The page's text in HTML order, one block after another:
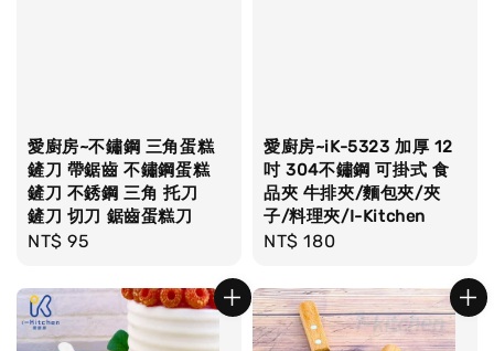
愛廚房~不鏽鋼 三角蛋糕
鏟刀 帶鋸齒 不鏽鋼蛋糕
鏟刀 不銹鋼 三角 托刀
鏟刀 切刀 鋸齒蛋糕刀
Regular
NT$ 95
愛廚房~iK-5323 加厚 12
吋 304不鏽鋼 可掛式 食
品夾 牛排夾/麵包夾/夾
子/料理夾/I-Kitchen
Regular
NT$ 180